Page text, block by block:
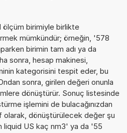
ölçüm birimiyle birlikte
mümkündür; örneğin, '578
birimin tam adı ya da
sonra, hesap makinesi,
kategorisini tespit eder, bu
sonra, girilen değeri onunla
dönüştürür. Sonuç listesinde
işlemini de bulacağınızdan
olarak, dönüştürülecek değer şu
liquid US kaç nm3' ya da '55